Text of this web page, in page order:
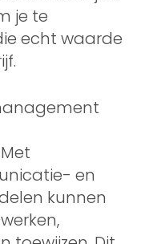
je te
echt waarde
en
kunnen